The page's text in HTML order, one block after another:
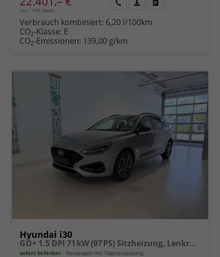
incl. 19% MwSt.
anfordern
Datei,
Verbrauch kombiniert: 6,20 l/100km
CO2-Klasse: E
CO2-Emissionen: 139,00 g/km
Hyundai i30
GO+ 1.5 DPI 71 kW (97 PS) Sitzheizung, Lenkradheizung, 2-Zonen-Klimaautomatik, Android Auto, Apple CarPlay, Navigationssystem, DAB, Induktionsladen für Smartphones, 17 Zoll Leichtmetallfelgen, uvm.
sofort lieferbar Neuwagen mit Tageszulassung